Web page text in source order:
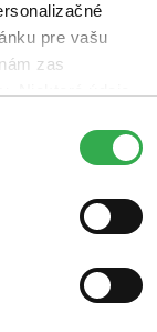
pre vašu
zas
Ďakujeme!